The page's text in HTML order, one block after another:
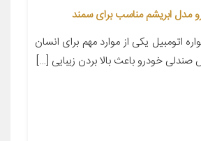
ابریشم مناسب برای سمند
اتومبیل یکی از موارد مهم برای انسان
خودرو باعث بالا بردن زیبایی […]